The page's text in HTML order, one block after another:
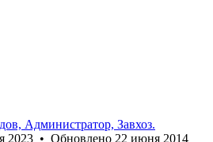
Администратор, Завхоз.
2023 • Обновлено 22 июня 2014